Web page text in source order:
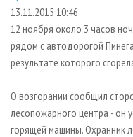
СУШКА ДРЕВЕСИНЫ
ПРОИЗВОДСТВО
ДЕРЕВЯННОЕ
БИОЭНЕРГЕТИКА
ЦБП
ПЕРСОНЫ
МОБИЛЬНЫЕ
ОФИЦИАЛЬНЫЕ
RUSSIAN FORESTRY
ГАЗЕТА
КОНТАКТЫ
РЕКЛАМА
РЕКЛАМА НА САЙТЕ
13.11.2015 10:46
12 ноября около 3 часов
рядом с автодорогой
результате которого
О возгорании сообщил
лесопожарного центра - он
горящей машины. Охранник